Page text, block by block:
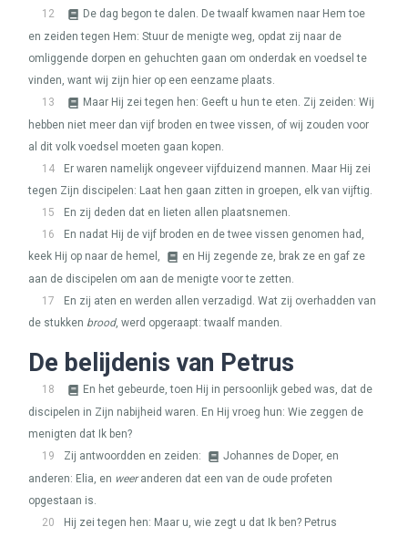
12
De dag begon te dalen. De twaalf kwamen naar Hem toe
en zeiden tegen Hem: Stuur de menigte weg, opdat zij naar de
omliggende dorpen en gehuchten gaan om onderdak en voedsel te
vinden, want wij zijn hier op een eenzame plaats.
13
Maar Hij zei tegen hen: Geeft u hun te eten. Zij zeiden: Wij
hebben niet meer dan vijf broden en twee vissen, of wij zouden voor
al dit volk voedsel moeten gaan kopen.
14
Er waren namelijk ongeveer vijfduizend mannen. Maar Hij zei
tegen Zijn discipelen: Laat hen gaan zitten in groepen, elk van vijftig.
15
En zij deden dat en lieten allen plaatsnemen.
16
En nadat Hij de vijf broden en de twee vissen genomen had,
keek Hij op naar de hemel,
en Hij zegende ze, brak ze en gaf ze
aan de discipelen om aan de menigte voor te zetten.
17
En zij aten en werden allen verzadigd. Wat zij overhadden van
de stukken brood, werd opgeraapt: twaalf manden.
De belijdenis van Petrus
18
En het gebeurde, toen Hij in persoonlijk gebed was, dat de
discipelen in Zijn nabijheid waren. En Hij vroeg hun: Wie zeggen de
menigten dat Ik ben?
19
Zij antwoordden en zeiden:
Johannes de Doper, en
anderen: Elia, en weeranderen dat een van de oude profeten
opgestaan is.
20
Hij zei tegen hen: Maar u, wie zegt u dat Ik ben? Petrus